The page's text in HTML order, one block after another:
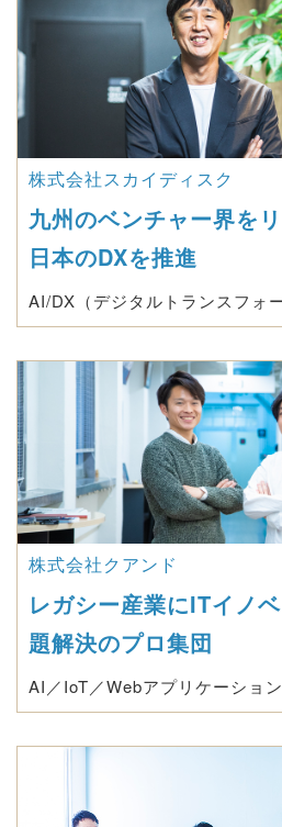
株式会社スカイディスク
九州のベンチャー界を
日本のDXを推進
AI/DX（デジタルトランスフォ
株式会社クアンド
レガシー産業にITイノ
題解決のプロ集団
AI／IoT／Webアプリケーション